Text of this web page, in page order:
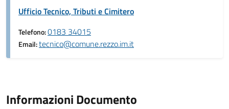
Ufficio Tecnico, Tributi e Cimitero
Telefono:0183 34015
Email:tecnico@comune.rezzo.im.it
Informazioni Documento